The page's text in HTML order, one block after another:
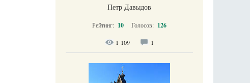
Петр Давыдов
Рейтинг: 10 Голосов: 126
1 109 1